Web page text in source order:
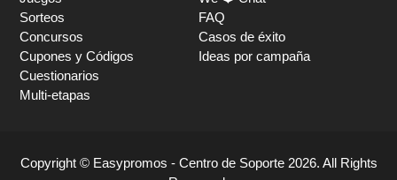
Sorteos
Concursos
Cupones y Códigos
Cuestionarios
Multi-etapas
FAQ
Casos de éxito
Ideas por campaña
Copyright © Easypromos - Centro de Soporte 2026. All Rights